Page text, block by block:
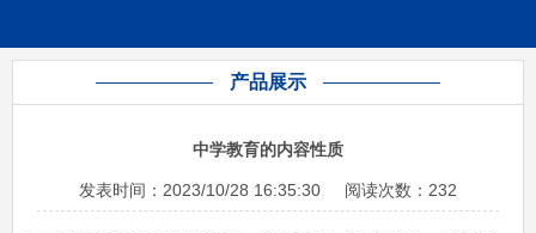
产品展示
中学教育的内容性质
发表时间： 2023/10/28 16:35:30 阅读次数： 232